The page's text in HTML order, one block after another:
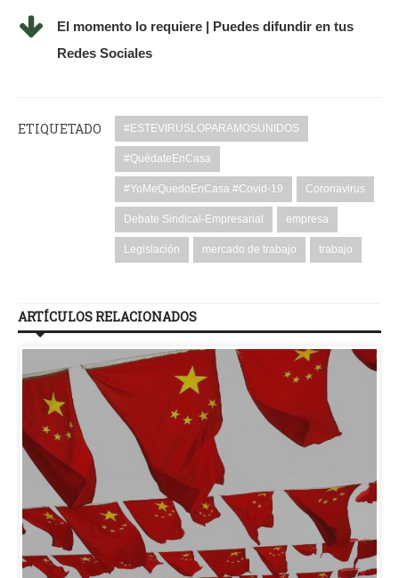
El momento lo requiere | Puedes difundir en tus
Redes Sociales
ETIQUETADO #ESTEVIRUSLOPARAMOSUNIDOS
#QuédateEnCasa
#YoMeQuedoEnCasa #Covid-19 Coronavirus
Debate Sindical-Empresarial empresa
Legislación mercado de trabajo trabajo
ARTÍCULOS RELACIONADOS